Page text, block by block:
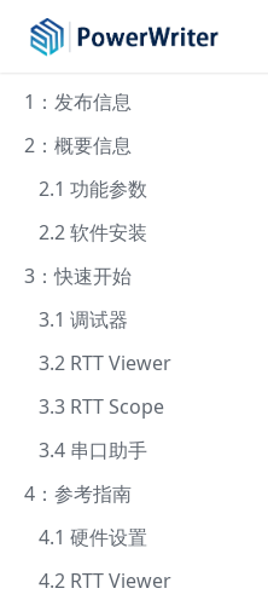
1：发布信息
2：概要信息
2.1 功能参数
2.2 软件安装
3：快速开始
3.1 调试器
3.2 RTT Viewer
3.3 RTT Scope
3.4 串口助手
4：参考指南
4.1 硬件设置
4.2 RTT Viewer